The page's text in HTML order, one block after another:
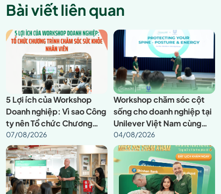
Bài viết liên quan
5 Lợi ích của Workshop
Doanh nghiệp: Vì sao Công
ty nên Tổ chức Chương
trình Chăm sóc Sức khỏe
Nhân viên
07/08/2026
Workshop chăm sóc cột
sống cho doanh nghiệp tại
Unilever Việt Nam cùng
Optimal365 Chiropractic
04/08/2026